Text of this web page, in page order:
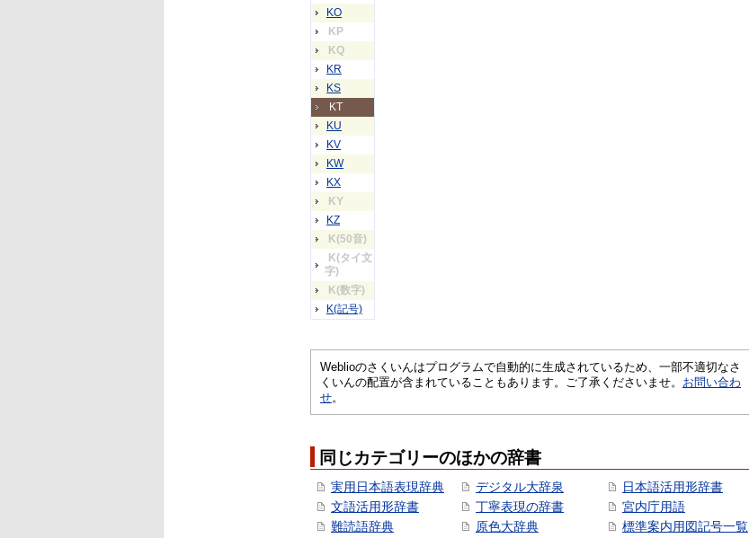
KO
KP
KQ
KR
KS
KT
KU
KV
KW
KX
KY
KZ
K(50音)
K(タイ文
字)
K(数字)
K(記号)
Weblioのさくいんはプログラムで自動的に生成されているため、一部不適切なさ
くいんの配置が含まれていることもあります。ご了承くださいませ。 お問い合わ
せ。
同じカテゴリーのほかの辞書
実用日本語表現辞典
文語活用形辞書
難読語辞典
デジタル大辞泉
丁寧表現の辞書
原色大辞典
日本語活用形辞書
宮内庁用語
標準案内用図記号一覧